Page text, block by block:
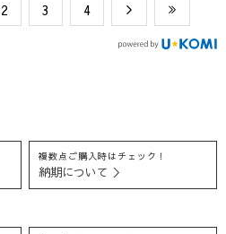
​2 ​3 ​4
複数点ご購入時はチェック！
納期について ＞